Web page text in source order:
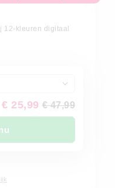
12-kleuren digitaal
€ 25,99 € 47,99